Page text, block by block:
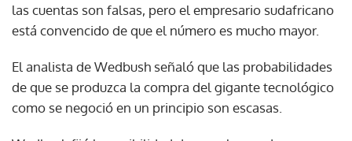
las cuentas son falsas, pero el empresario sudafricano
está convencido de que el número es mucho mayor.
El analista de Wedbush señaló que las probabilidades
de que se produzca la compra del gigante tecnológico
como se negoció en un principio son escasas.